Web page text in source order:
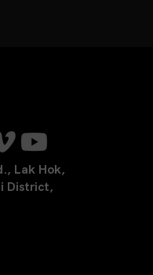
Lak Hok,
District,